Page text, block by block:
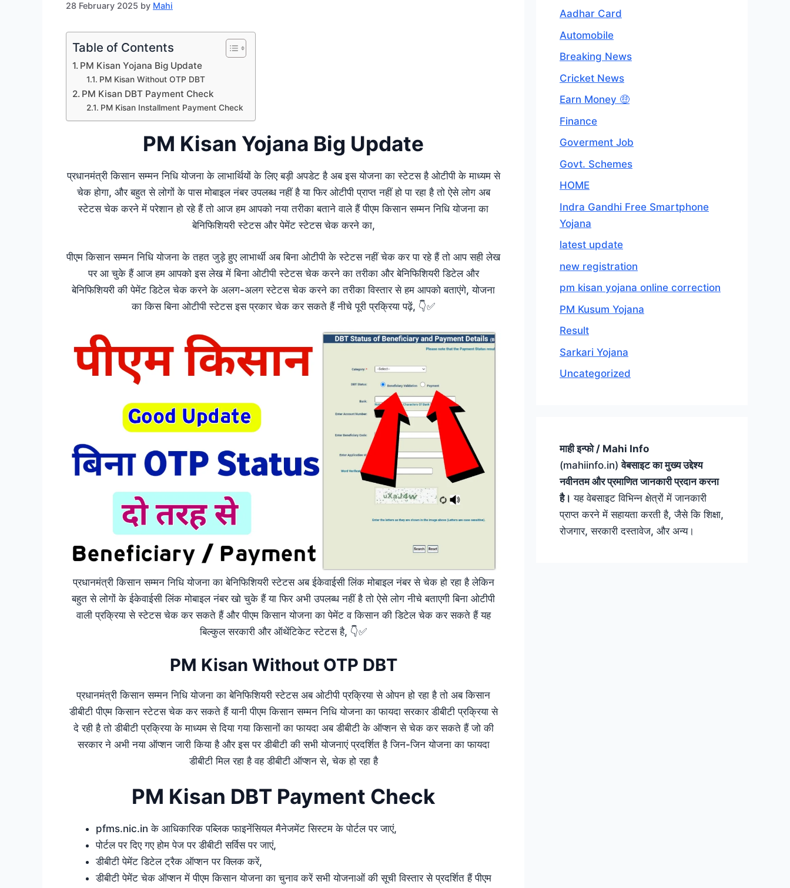
28 February 2025 by Mahi
Table of Contents
PM Kisan Yojana Big Update
PM Kisan Without OTP DBT
PM Kisan DBT Payment Check
PM Kisan Installment Payment Check
PM Kisan Yojana Big Update
प्रधानमंत्री किसान सम्मन निधि योजना के लाभार्थियों के लिए बड़ी अपडेट है अब इस योजना का स्टेटस है ओटीपी के माध्यम से
चेक होगा, और बहुत से लोगों के पास मोबाइल नंबर उपलब्ध नहीं है या फिर ओटीपी प्राप्त नहीं हो पा रहा है तो ऐसे लोग अब
स्टेटस चेक करने में परेशान हो रहे हैं तो आज हम आपको नया तरीका बताने वाले हैं पीएम किसान सम्मन निधि योजना का
बेनिफिशियरी स्टेटस और पेमेंट स्टेटस चेक करने का,
पीएम किसान सम्मन निधि योजना के तहत जुड़े हुए लाभार्थी अब बिना ओटीपी के स्टेटस नहीं चेक कर पा रहे हैं तो आप सही लेख
पर आ चुके हैं आज हम आपको इस लेख में बिना ओटीपी स्टेटस चेक करने का तरीका और बेनिफिशियरी डिटेल और
बेनिफिशियरी की पेमेंट डिटेल चेक करने के अलग-अलग स्टेटस चेक करने का तरीका विस्तार से हम आपको बताएंगे, योजना
का किस बिना ओटीपी स्टेटस इस प्रकार चेक कर सकते हैं नीचे पूरी प्रक्रिया पढ़ें, 👇✅
प्रधानमंत्री किसान सम्मन निधि योजना का बेनिफिशियरी स्टेटस अब ईकेवाईसी लिंक मोबाइल नंबर से चेक हो रहा है लेकिन
बहुत से लोगों के ईकेवाईसी लिंक मोबाइल नंबर खो चुके हैं या फिर अभी उपलब्ध नहीं है तो ऐसे लोग नीचे बताएगी बिना ओटीपी
वाली प्रक्रिया से स्टेटस चेक कर सकते हैं और पीएम किसान योजना का पेमेंट व किसान की डिटेल चेक कर सकते हैं यह
बिल्कुल सरकारी और ऑथेंटिकेट स्टेटस है, 👇✅
PM Kisan Without OTP DBT
प्रधानमंत्री किसान सम्मन निधि योजना का बेनिफिशियरी स्टेटस अब ओटीपी प्रक्रिया से ओपन हो रहा है तो अब किसान
डीबीटी पीएम किसान स्टेटस चेक कर सकते हैं यानी पीएम किसान सम्मन निधि योजना का फायदा सरकार डीबीटी प्रक्रिया से
दे रही है तो डीबीटी प्रक्रिया के माध्यम से दिया गया किसानों का फायदा अब डीबीटी के ऑप्शन से चेक कर सकते हैं जो की
सरकार ने अभी नया ऑप्शन जारी किया है और इस पर डीबीटी की सभी योजनाएं प्रदर्शित है जिन-जिन योजना का फायदा
डीबीटी मिल रहा है वह डीबीटी ऑप्शन से, चेक हो रहा है
PM Kisan DBT Payment Check
pfms.nic.in के आधिकारिक पब्लिक फाइनेंसियल मैनेजमेंट सिस्टम के पोर्टल पर जाएं,
पोर्टल पर दिए गए होम पेज पर डीबीटी सर्विस पर जाएं,
डीबीटी पेमेंट डिटेल ट्रैक ऑप्शन पर क्लिक करें,
डीबीटी पेमेंट चेक ऑप्शन में पीएम किसान योजना का चुनाव करें सभी योजनाओं की सूची विस्तार से प्रदर्शित हैं पीएम
Aadhar Card
Automobile
Breaking News
Cricket News
Earn Money 🤑
Finance
Goverment Job
Govt. Schemes
HOME
Indra Gandhi Free Smartphone
Yojana
latest update
new registration
pm kisan yojana online correction
PM Kusum Yojana
Result
Sarkari Yojana
Uncategorized
माही इन्फो / Mahi Info
(mahiinfo.in)वेबसाइट का मुख्य उद्देश्य
नवीनतम और प्रमाणित जानकारी प्रदान करना
है। यह वेबसाइट विभिन्न क्षेत्रों में जानकारी
प्राप्त करने में सहायता करती है, जैसे कि शिक्षा,
रोजगार, सरकारी दस्तावेज, और अन्य।